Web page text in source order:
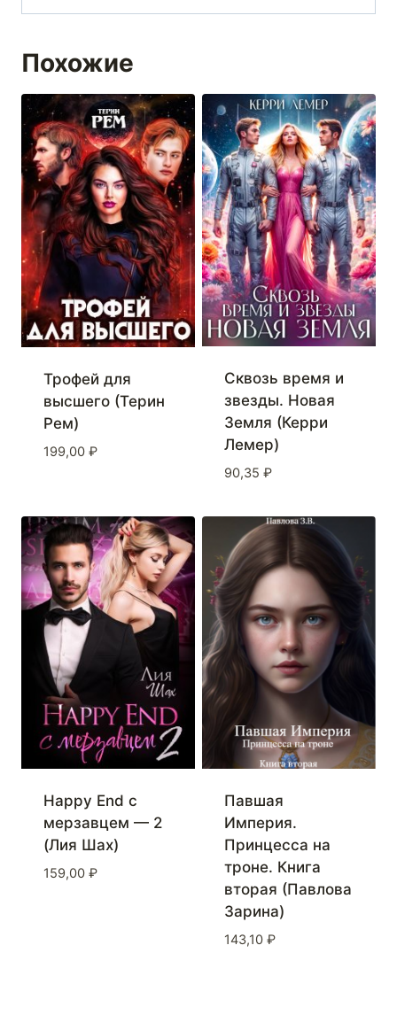
Похожие
Трофей для
высшего (Терин
Рем)
199,00 ₽
Сквозь время и
звезды. Новая
Земля (Керри
Лемер)
90,35 ₽
Happy End с
мерзавцем — 2
(Лия Шах)
159,00 ₽
Павшая
Империя.
Принцесса на
троне. Книга
вторая (Павлова
Зарина)
143,10 ₽